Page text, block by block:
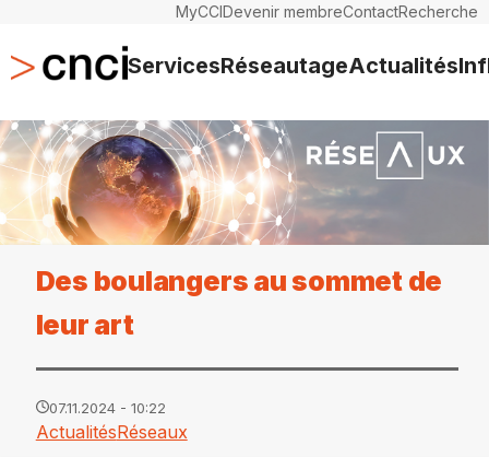
MyCCIDevenir membreContactRecherche
ServicesRéseautageActualités
Des boulangers au sommet de
leur art
07.11.2024 - 10:22
ActualitésRéseaux